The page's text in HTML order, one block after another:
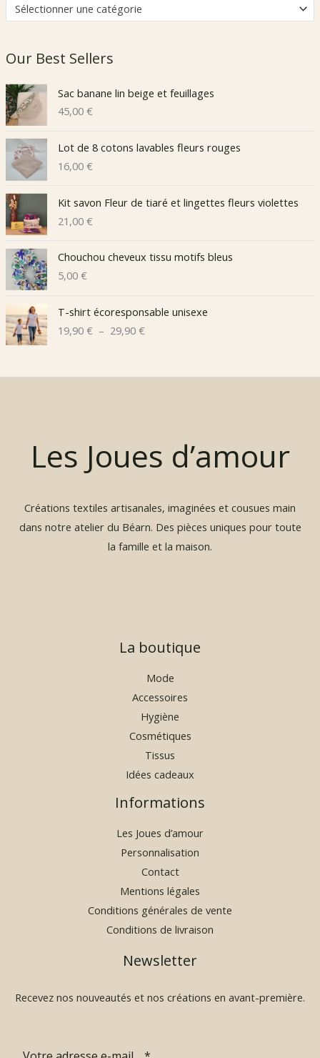
Sélectionner une catégorie
Our Best Sellers
Sac banane lin beige et feuillages
45,00 €
Lot de 8 cotons lavables fleurs rouges
16,00 €
Kit savon Fleur de tiaré et lingettes fleurs violettes
21,00 €
Chouchou cheveux tissu motifs bleus
5,00 €
T-shirt écoresponsable unisexe
19,90 € – 29,90 €P
g
r
i
:
1
,
2
0
€
Les Joues d’amour
Créations textiles artisanales, imaginées et cousues main
dans notre atelier du Béarn. Des pièces uniques pour toute
la famille et la maison.
La boutique
Mode
Accessoires
Hygiène
Cosmétiques
Tissus
Idées cadeaux
Informations
Les Joues d’amour
Personnalisation
Contact
Mentions légales
Conditions générales de vente
Conditions de livraison
Newsletter
Recevez nos nouveautés et nos créations en avant-première.